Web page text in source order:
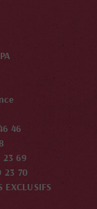
46
23 69
23 70
EXCLUSIFS